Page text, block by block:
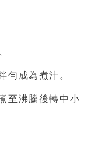
。
勻成為煮汁 。
至沸騰後轉中小